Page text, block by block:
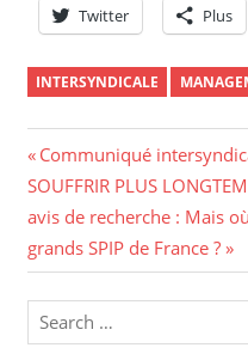
Twitter Plus
INTERSYNDICALE
Communiqué
SOUFFRIR PLUS
avis de recherche : Mais
grands SPIP de France ?